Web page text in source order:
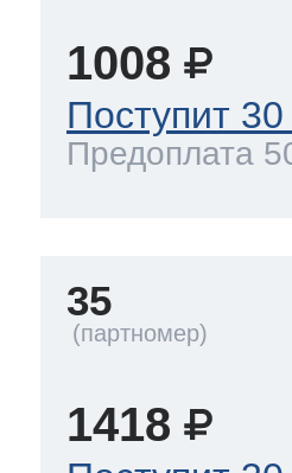
1008
Поступит
Предоплата
35
1418